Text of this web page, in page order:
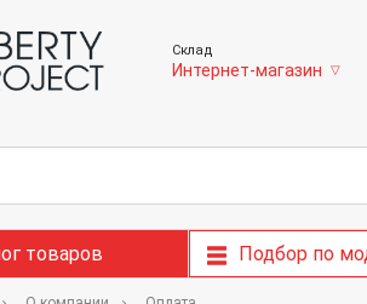
Склад
Интернет-магазин ▽
товаров Подбор по